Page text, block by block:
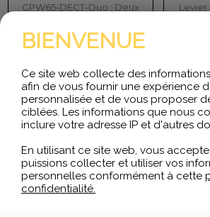
CPW65-DECT-Duo ; Deux
pour CP965 ; Voix HD
optimale avec 3…
$420.01
BIENVENUE
Ce site web collecte des
afin de vous fournir une expérience
personnalisée et de vous proposer
ciblées. Les informations que nous
inclure votre adresse IP et d'autres
En utilisant ce site web, vous
puissions collecter et utiliser vos
personnelles conformément à cette
confidentialité.